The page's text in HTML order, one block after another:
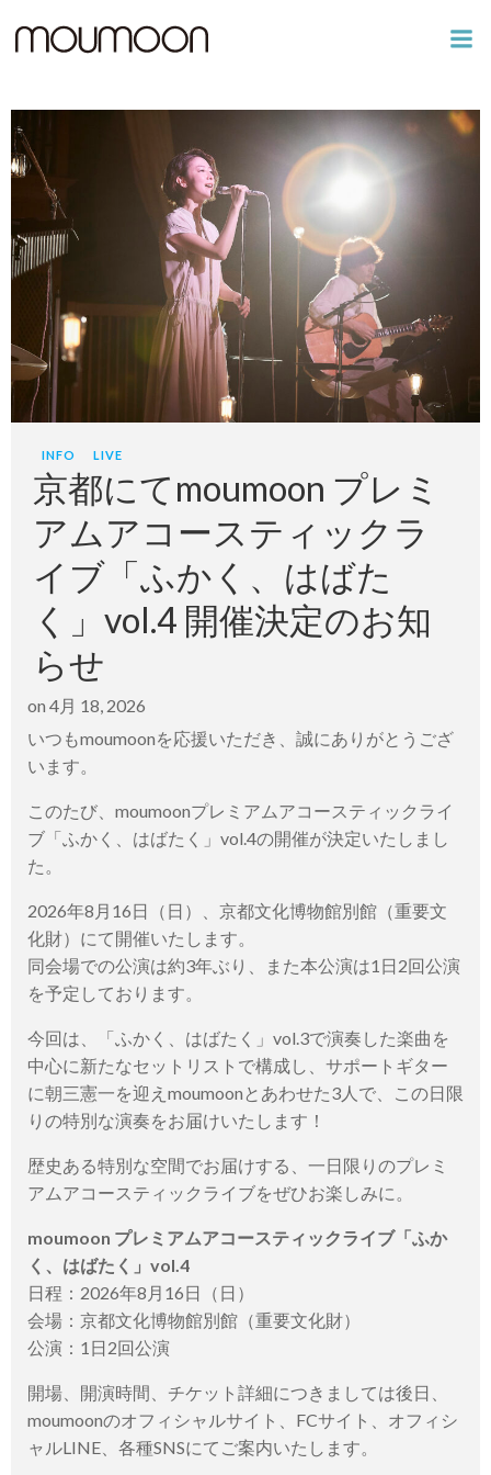
ツ
キ
ッ
INFO LIVE
京都にてmoumoon プレミ
アムアコースティックラ
イブ「ふかく、はばた
く」vol.4 開催決定のお知
らせ
on 4月 18, 2026
いつもmoumoonを応援いただき、誠にありがとうござ
います。
このたび、moumoonプレミアムアコースティックライ
ブ「ふかく、はばたく」vol.4の開催が決定いたしまし
た。
2026年8月16日（日）、京都文化博物館別館（重要文
化財）にて開催いたします。
同会場での公演は約3年ぶり、また本公演は1日2回公演
を予定しております。
今回は、「ふかく、はばたく」vol.3で演奏した楽曲を
中心に新たなセットリストで構成し、サポートギター
に朝三憲一を迎えmoumoonとあわせた3人で、この日限
りの特別な演奏をお届けいたします！
歴史ある特別な空間でお届けする、一日限りのプレミ
アムアコースティックライブをぜひお楽しみに。
moumoon プレミアムアコースティックライブ「ふか
く、はばたく」vol.4
日程：2026年8月16日（日）
会場：京都文化博物館別館（重要文化財）
公演：1日2回公演
開場、開演時間、チケット詳細につきましては後日、
moumoonのオフィシャルサイト、FCサイト、オフィシ
ャルLINE、各種SNSにてご案内いたします。